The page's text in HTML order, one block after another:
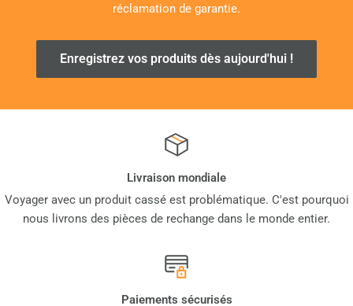
réclamation de garantie.
Enregistrez vos produits dès aujourd'hui !
Livraison mondiale
Voyager avec un produit cassé est problématique. C'est pourquoi
nous livrons des pièces de rechange dans le monde entier.
Paiements sécurisés